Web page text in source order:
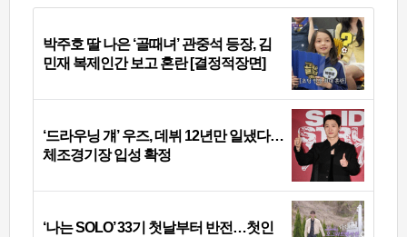
박주호 딸 나은 ‘골때녀’ 관중석 등장, 김
민재 복제인간 보고 혼란 [결정적장면]
‘드라우닝 걔’ 우즈, 데뷔 12년만 일냈다…
체조경기장 입성 확정
‘나는 SOLO’ 33기 첫날부터 반전…첫인